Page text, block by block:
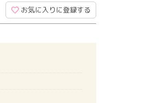
お気に入りに登録する